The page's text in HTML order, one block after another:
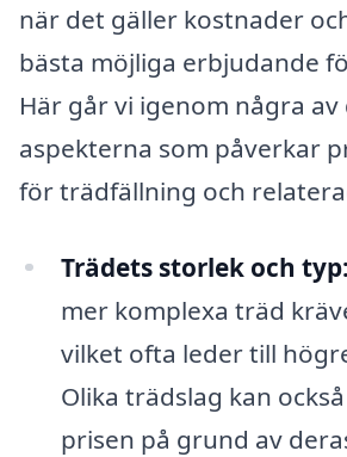
när det gäller kostnader
bästa möjliga erbjudande
Här går vi igenom några
aspekterna som påverkar
för trädfällning och
Trädets storlek och typ:
mer komplexa träd
vilket ofta leder till
Olika trädslag kan
prisen på grund av